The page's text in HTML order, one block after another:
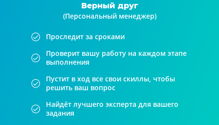
Верный друг
(Персональный менеджер)
Проследит за сроками
Проверит вашу работу на каждом этапе
выполнения
Пустит в ход все свои скиллы, чтобы
решить ваш вопрос
Найдёт лучшего эксперта для вашего
задания